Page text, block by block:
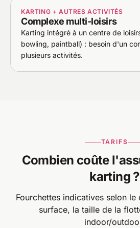
KARTING + AUTRES ACTIVITÉS
Complexe multi-loisirs
Karting intégré à un centre de
bowling, paintball) : besoin d'un
plusieurs activités.
TARIFS
Combien coûte
karting ?
Fourchettes indicatives selon
surface, la taille de la
indoor/